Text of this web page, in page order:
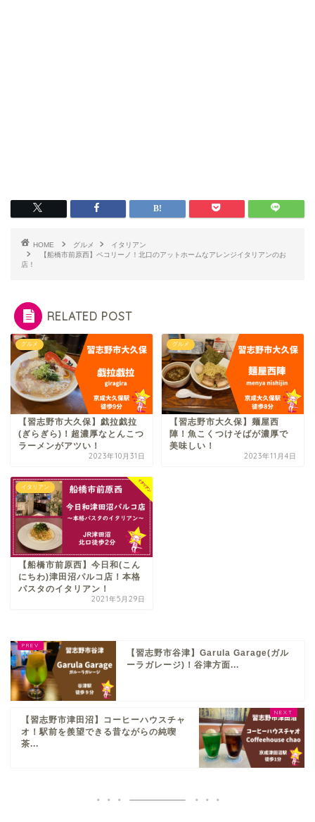
HOME グルメ
イタリアン
【船橋市前原西】ペコリーノ！北口のアットホームなアレンジイタリアンのお
店！
RELATED POST
グルメ
【習志野市大久保】戯拉戯拉
(ぎらぎら)！超濃厚なとんこつ
ラーメンがアツい！
2023年10月31日
グルメ
【習志野市大久保】麺屋西
陣！魚こくつけそばが濃厚で
美味しい！
2023年11月4日
イタリアン
【船橋市前原西】今日和(こん
にちわ)津田沼パルコ店！本格
パスタのイタリアン！
2021年5月29日
【習志野市谷津】Garula Garage(ガル
ーラガレージ)！谷津方面...
【習志野市津田沼】コーヒーハウスチャ
オ！駅前を羨望できる昔ながらの純喫
茶...